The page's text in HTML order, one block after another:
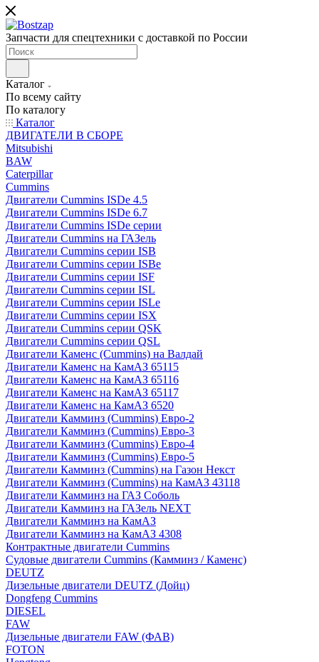
Запчасти для спецтехники с доставкой по России
Каталог
По всему сайту
По каталогу
Каталог
ДВИГАТЕЛИ В СБОРЕ
Mitsubishi
BAW
Caterpillar
Cummins
Двигатели Cummins ISDe 4.5
Двигатели Cummins ISDe 6.7
Двигатели Cummins ISDe серии
Двигатели Cummins на ГАЗель
Двигатели Cummins серии ISB
Двигатели Cummins серии ISBe
Двигатели Cummins серии ISF
Двигатели Cummins серии ISL
Двигатели Cummins серии ISLe
Двигатели Cummins серии ISX
Двигатели Cummins серии QSK
Двигатели Cummins серии QSL
Двигатели Каменс (Cummins) на Валдай
Двигатели Каменс на КамАЗ 65115
Двигатели Каменс на КамАЗ 65116
Двигатели Каменс на КамАЗ 65117
Двигатели Каменс на КамАЗ 6520
Двигатели Камминз (Cummins) Евро-2
Двигатели Камминз (Cummins) Евро-3
Двигатели Камминз (Cummins) Евро-4
Двигатели Камминз (Cummins) Евро-5
Двигатели Камминз (Cummins) на Газон Некст
Двигатели Камминз (Cummins) на КамАЗ 43118
Двигатели Камминз на ГАЗ Соболь
Двигатели Камминз на ГАЗель NEXT
Двигатели Камминз на КамАЗ
Двигатели Камминз на КамАЗ 4308
Контрактные двигатели Cummins
Судовые двигатели Cummins (Камминз / Каменс)
DEUTZ
Дизельные двигатели DEUTZ (Дойц)
Dongfeng Cummins
DIESEL
FAW
Дизельные двигатели FAW (ФАВ)
FOTON